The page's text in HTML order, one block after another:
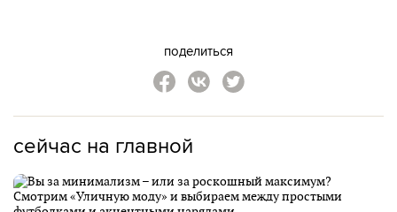
поделиться
сейчас на главной